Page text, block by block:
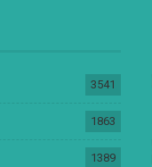
3541
1863
1389